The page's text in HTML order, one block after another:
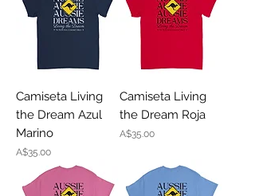
Camiseta Living
the Dream Azul
Marino
Price
A$35.00
Camiseta Living
the Dream Roja
Price
A$35.00